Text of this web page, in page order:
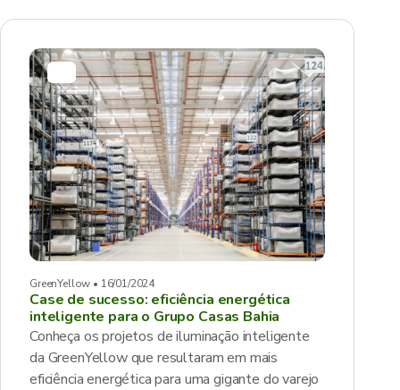
GreenYellow • 16/01/2024
Case de sucesso: eficiência energética
inteligente para o Grupo Casas Bahia
Conheça os projetos de iluminação inteligente
da GreenYellow que resultaram em mais
eficiência energética para uma gigante do varejo